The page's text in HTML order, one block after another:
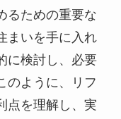
るための重要な
まいを手に入れ
に検討し、必要
のように、リフ
点を理解し、実